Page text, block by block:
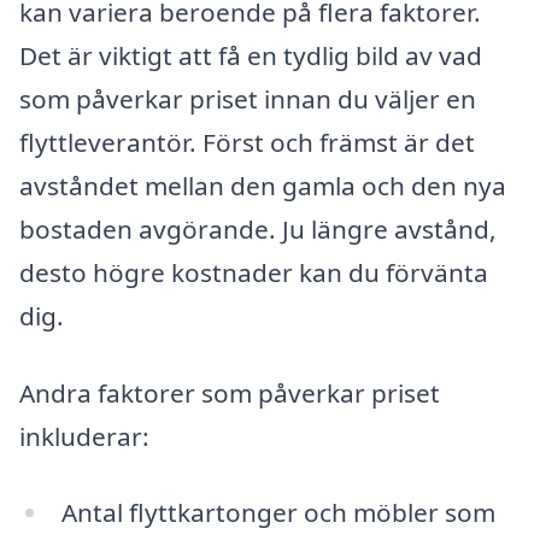
kan variera beroende på flera faktorer.
Det är viktigt att få en tydlig bild av vad
som påverkar priset innan du väljer en
flyttleverantör. Först och främst är det
avståndet mellan den gamla och den nya
bostaden avgörande. Ju längre avstånd,
desto högre kostnader kan du förvänta
dig.
Andra faktorer som påverkar priset
inkluderar:
Antal flyttkartonger och möbler som